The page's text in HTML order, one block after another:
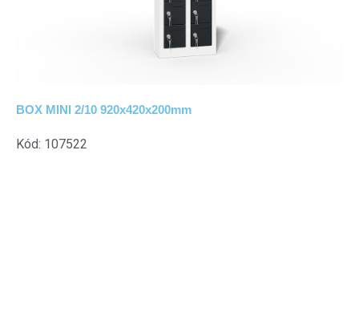
BOX MINI 2/10 920x420x200mm
Kód: 107522